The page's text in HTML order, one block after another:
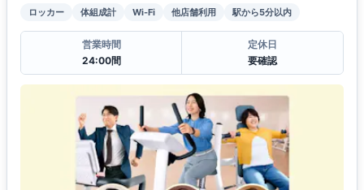
ロッカー 体組成計 Wi-Fi 他店舗利用 駅から5分以内
営業時間
24:00間
定休日
要確認